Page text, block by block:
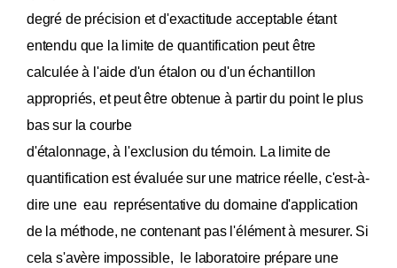
degré de précision et d'exactitude acceptable étant
entendu que la limite de quantification peut être
calculée à l'aide d'un étalon ou d'un échantillon
appropriés, et peut être obtenue à partir du point le plus
bas sur la courbe
d'étalonnage, à l'exclusion du témoin. La limite de
quantification est évaluée sur une matrice réelle, c'est-à-
dire une eau représentative du domaine d'application
de la méthode, ne contenant pas l'élément à mesurer. Si
cela s'avère impossible, le laboratoire prépare une